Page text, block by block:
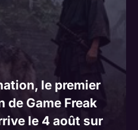
le premier
de Game Freak
le 4 août sur